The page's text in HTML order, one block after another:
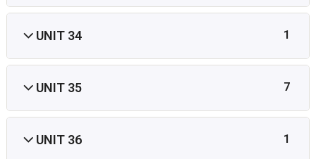
UNIT 34 1
UNIT 35 7
UNIT 36 1